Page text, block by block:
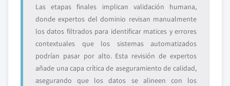
Las etapas finales implican validación humana,
donde expertos del dominio revisan manualmente
los datos filtrados para identificar matices y errores
contextuales que los sistemas automatizados
podrían pasar por alto. Esta revisión de expertos
añade una capa crítica de aseguramiento de calidad,
asegurando que los datos se alineen con los